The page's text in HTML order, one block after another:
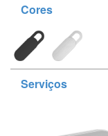
Cores
Serviços